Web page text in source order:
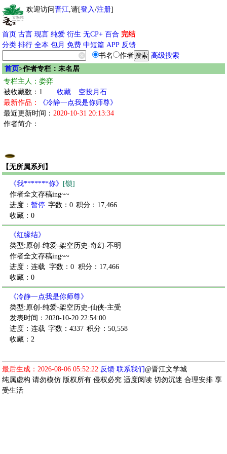
欢迎访问晋江,请[登入/注册]
首页 古言 现言 纯爱 衍生 无CP+ 百合 完结
分类 排行 全本 包月 免费 中短篇 APP 反馈
书名
作者
高级搜索
首页>作者专栏：未名居
专栏主人：娄弈
被收藏数：1
收藏
空投月石
最新作品：
《冷静一点我是你师尊》
最近更新时间： 2020-10-31 20:13:34
作者简介：
【无所属系列】
《我*******你》
[锁]
作者全文存稿ing~~
进度： 暂停 字数：0 积分：17,466
收藏：0
《红缘结》
类型:原创-纯爱-架空历史-奇幻-不明
作者全文存稿ing~~
进度：连载 字数：0 积分：17,466
收藏：0
《冷静一点我是你师尊》
类型:原创-纯爱-架空历史-仙侠-主受
发表时间：2020-10-20 22:54:00
进度：连载 字数：4337 积分：50,558
收藏：2
最后生成：2026-08-06 05:52:22 反馈 联系我们@晋江文学城
纯属虚构 请勿模仿 版权所有 侵权必究 适度阅读 切勿沉迷 合理安排 享
受生活